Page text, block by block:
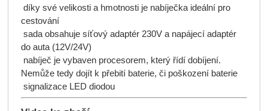
díky své velikosti a hmotnosti je nabíječka ideální pro
cestování
sada obsahuje síťový adaptér 230V a napájecí adaptér
do auta (12V/24V)
nabíječ je vybaven procesorem, který řídí dobíjení.
Nemůže tedy dojít k přebití baterie, či poškození baterie
signalizace LED diodou